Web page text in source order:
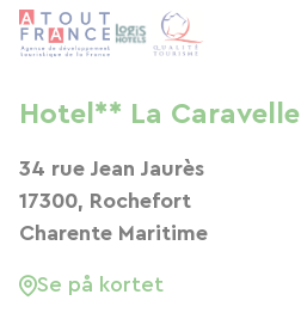
Hotel** La Caravelle
34 rue Jean Jaurès
17300, Rochefort
Charente Maritime
Se på kortet